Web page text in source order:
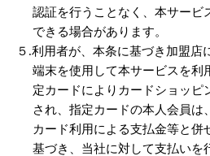
認証を行うことなく、本サービ
できる場合があります。
５.利用者が、本条に基づき加盟店
端末を使用して本サービスを利
定カードによりカードショッピ
され、指定カードの本人会員は
カード利用による支払金等と併
基づき、当社に対して支払いを